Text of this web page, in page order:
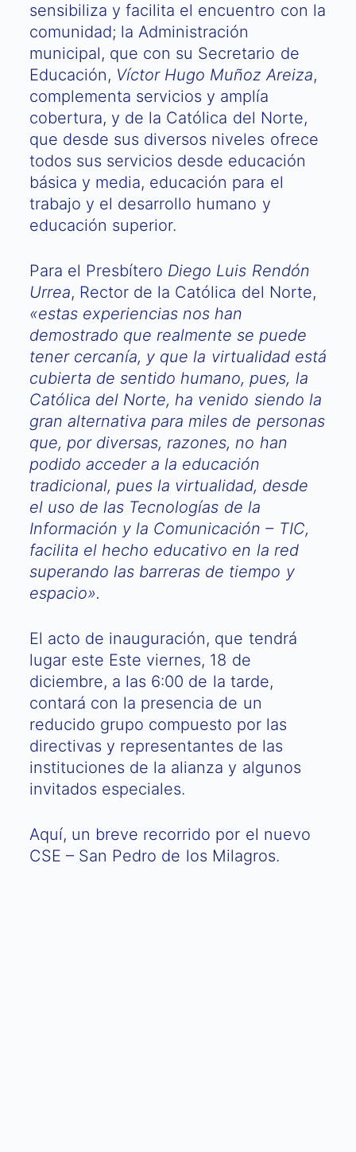
sensibiliza y facilita el encuentro con la
comunidad; la Administración
municipal, que con su Secretario de
Educación, Víctor Hugo Muñoz Areiza,
complementa servicios y amplía
cobertura, y de la Católica del Norte,
que desde sus diversos niveles ofrece
todos sus servicios desde educación
básica y media, educación para el
trabajo y el desarrollo humano y
educación superior.
Para el Presbítero Diego Luis Rendón
Urrea, Rector de la Católica del Norte,
«estas experiencias nos han
demostrado que realmente se puede
tener cercanía, y que la virtualidad está
cubierta de sentido humano, pues, la
Católica del Norte, ha venido siendo la
gran alternativa para miles de personas
que, por diversas, razones, no han
podido acceder a la educación
tradicional, pues la virtualidad, desde
el uso de las Tecnologías de la
Información y la Comunicación – TIC,
facilita el hecho educativo en la red
superando las barreras de tiempo y
espacio».
El acto de inauguración, que tendrá
lugar este Este viernes, 18 de
diciembre, a las 6:00 de la tarde,
contará con la presencia de un
reducido grupo compuesto por las
directivas y representantes de las
instituciones de la alianza y algunos
invitados especiales.
Aquí, un breve recorrido por el nuevo
CSE – San Pedro de los Milagros.